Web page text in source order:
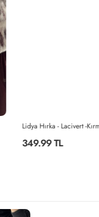
Lidya Hırka - Lacivert -Kırmızı
349.99 TL